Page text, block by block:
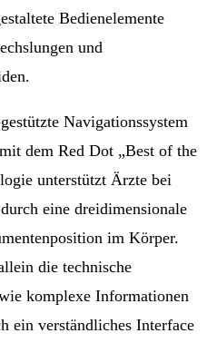
Bedienelemente
und
Navigationssystem
dem Red Dot „Best of the
unterstützt Ärzte bei
eine dreidimensionale
im Körper.
die technische
komplexe Informationen
ein verständliches Interface